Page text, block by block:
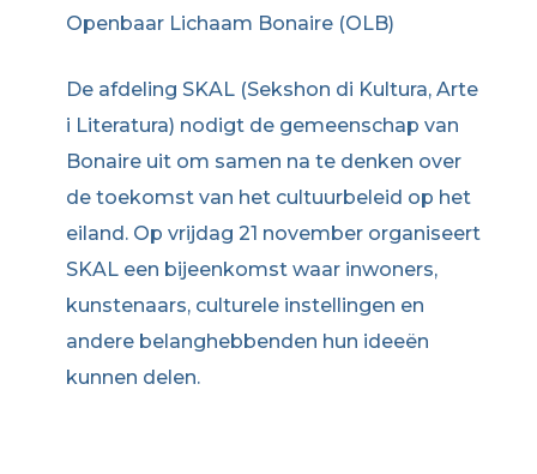
Openbaar Lichaam Bonaire (OLB)
De afdeling SKAL (Sekshon di Kultura, Arte
i Literatura) nodigt de gemeenschap van
Bonaire uit om samen na te denken over
de toekomst van het cultuurbeleid op het
eiland. Op vrijdag 21 november organiseert
SKAL een bijeenkomst waar inwoners,
kunstenaars, culturele instellingen en
andere belanghebbenden hun ideeën
kunnen delen.